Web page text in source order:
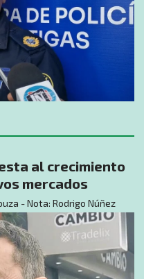
al crecimiento
mercados
- Nota: Rodrigo Núñez